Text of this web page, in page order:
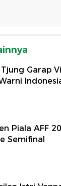
Garap
Piala AFF
Semifinal